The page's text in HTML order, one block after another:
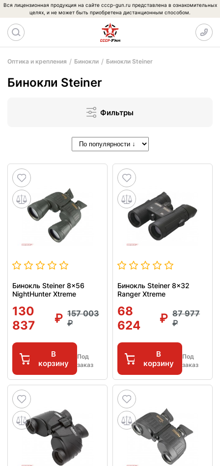
Вся лицензионная продукция на сайте cccp-gun.ru представлена в ознакомительных
целях, и не может быть приобретена дистанционным способом.
Оптика и крепления Бинокли Бинокли Steiner
Бинокли Steiner
Фильтры
Бинокль Steiner 8x56
NightHunter Xtreme
130
837
157 003
В
корзину
Под
заказ
Бинокль Steiner 8x32
Ranger Xtreme
68
624
87 977
В
корзину
Под
заказ